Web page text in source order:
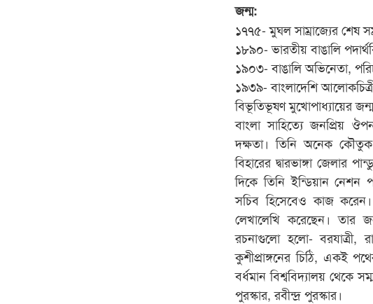
জন্ম:
১৭৭৫- মুঘল সাম্রাজ্যের শেষ
১৮৯০- ভারতীয় বাঙালি
১৯০৩- বাঙালি অভিনেতা,
১৯৩৯- বাংলাদেশি
বিভূতিভূষণ মুখোপাধ্যায়ের
বাংলা সাহিত্যে জনপ্রিয়
দক্ষতা। তিনি অনেক
বিহারের দ্বারভাঙ্গা জেলার
দিকে তিনি ইন্ডিয়ান নেশন
সচিব হিসেবেও কাজ
লেখালেখি করেছেন। তার
রচনাগুলো হলো- বরযাত্রী,
কুশীপ্রাঙ্গনের চিঠি, একই
বর্ধমান বিশ্ববিদ্যালয় থেকে
পুরস্কার, রবীন্দ্র পুরস্কার।